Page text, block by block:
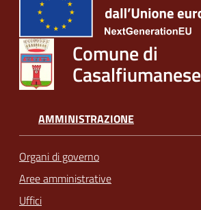
Comune di
Casalfiumanese
AMMINISTRAZIONE
Organi di governo
Aree amministrative
Uffici